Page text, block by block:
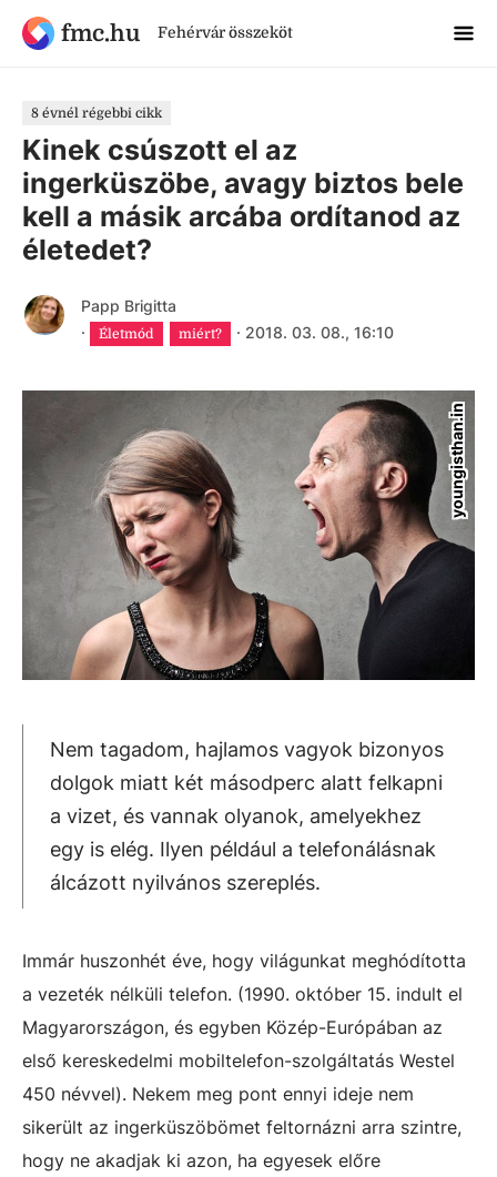
fmc.hu Fehérvár összeköt
8 évnél régebbi cikk
Kinek csúszott el az
ingerküszöbe, avagy biztos bele
kell a másik arcába ordítanod az
életedet?
Papp Brigitta
·
Életmód miért? · 2018. 03. 08., 16:10
youngisthan.in
Nem tagadom, hajlamos vagyok bizonyos
dolgok miatt két másodperc alatt felkapni
a vizet, és vannak olyanok, amelyekhez
egy is elég. Ilyen például a telefonálásnak
álcázott nyilvános szereplés.
Immár huszonhét éve, hogy világunkat meghódította
a vezeték nélküli telefon. (1990. október 15. indult el
Magyarországon, és egyben Közép-Európában az
első kereskedelmi mobiltelefon-szolgáltatás Westel
450 névvel). Nekem meg pont ennyi ideje nem
sikerült az ingerküszöbömet feltornázni arra szintre,
hogy ne akadjak ki azon, ha egyesek előre